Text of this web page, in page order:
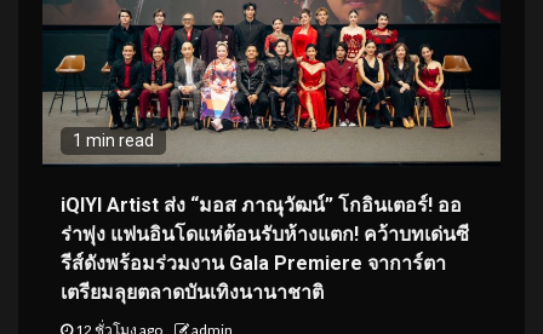
1 min read
iQIYI Artist ส่ง “มอส ภาณุวัฒน์” โกอินเตอร์! ออ
ร่าพุ่ง แฟนอินโดแห่ต้อนรับห้างแตก! คว้าบทเด่นซี
รีส์ดังพร้อมร่วมงาน Gala Premiere จาการ์ตา
เตรียมลุยตลาดบันเทิงนานาชาติ
12 ชั่วโมง ago admin